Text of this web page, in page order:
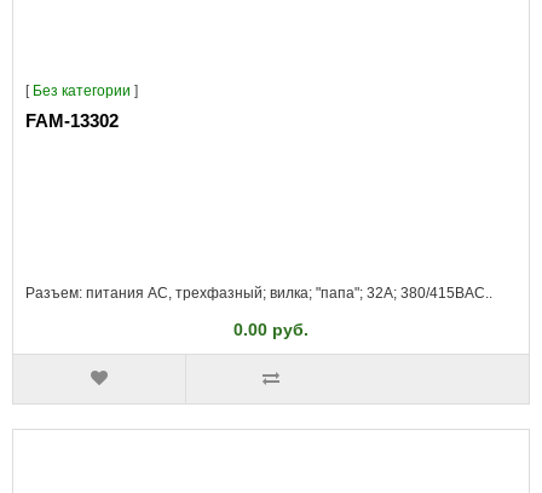
[ Без категории ]
FAM-13302
Разъем: питания AC, трехфазный; вилка; "папа"; 32А; 380/415ВAC..
0.00 руб.